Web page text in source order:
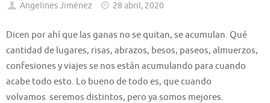
Angelines Jiménez 28 abril, 2020
Dicen por ahí que las ganas no se quitan, se acumulan. Qué
cantidad de lugares, risas, abrazos, besos, paseos, almuerzos,
confesiones y viajes se nos están acumulando para cuando
acabe todo esto. Lo bueno de todo es, que cuando
volvamos seremos distintos, pero ya somos mejores.